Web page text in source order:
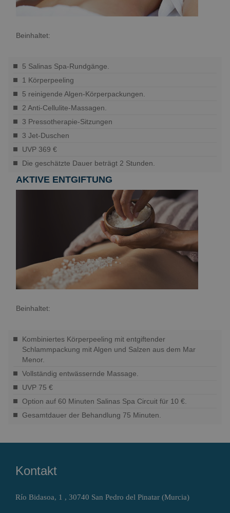
Beinhaltet:
5 Salinas Spa-Rundgänge.
1 Körperpeeling
5 reinigende Algen-Körperpackungen.
2 Anti-Cellulite-Massagen.
3 Pressotherapie-Sitzungen
3 Jet-Duschen
UVP 369 €
Die geschätzte Dauer beträgt 2 Stunden.
AKTIVE ENTGIFTUNG
Beinhaltet:
Kombiniertes Körperpeeling mit entgiftender
Schlammpackung mit Algen und Salzen aus dem Mar
Menor.
Vollständig entwässernde Massage.
UVP 75 €
Option auf 60 Minuten Salinas Spa Circuit für 10 €.
Gesamtdauer der Behandlung 75 Minuten.
Kontakt
Río Bidasoa, 1 , 30740 San Pedro del Pinatar (Murcia)